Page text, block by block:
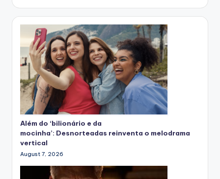
Além do ‘bilionário e da
mocinha’: Desnorteadas reinventa o melodrama
vertical
August 7, 2026